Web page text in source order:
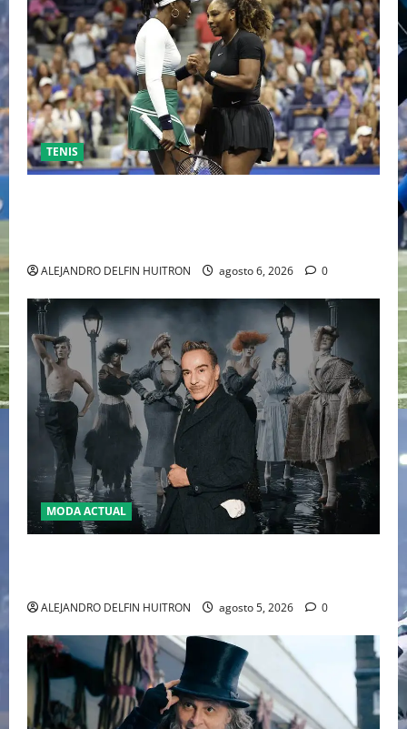
TENIS
ALEJANDRO DELFIN HUITRON agosto 6, 2026 0
MODA ACTUAL
ALEJANDRO DELFIN HUITRON agosto 5, 2026 0